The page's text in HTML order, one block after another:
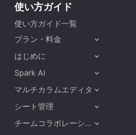
使い方ガイド
使い方ガイド一覧
プラン・料金
expand_more
はじめに expand_more
Spark AI expand_more
マルチカラムエディタ expand_more
シート管理 expand_more
チームコラボレーション expand_more